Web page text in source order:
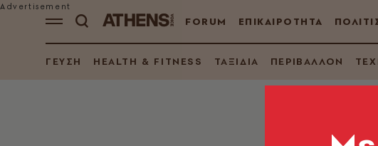
FORUM ΕΠΙΚΑΙΡΟΤΗΤΑ
ΓΕΥΣΗ HEALTH & FITNESS ΤΑΞΙΔΙΑ ΠΕΡΙΒΑΛΛΟΝ